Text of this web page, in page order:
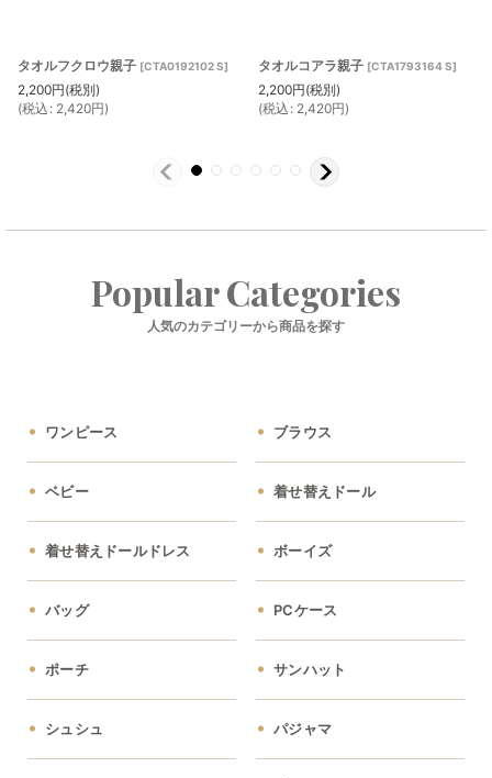
タオルフクロウ親子 [CTA0192102 S]
2,200円(税別)
(税込 : 2,420円)
タオルコアラ親子 [CTA1793164 S]
2,200円(税別)
(税込 : 2,420円)
Popular Categories
人気のカテゴリーから商品を探す
ワンピース ブラウス
ベビー 着せ替えドール
着せ替えドールドレス ボーイズ
バッグ PCケース
ポーチ サンハット
シュシュ パジャマ